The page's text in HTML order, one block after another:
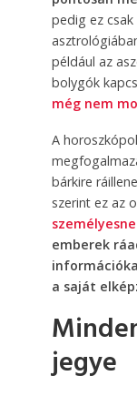
pedig ez csak
például az
bolygók
még nem
A
bárkire
szerint ez az
emberek
a saját
jegye